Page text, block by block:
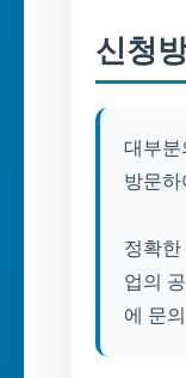
신청
대부분
방문하
정확한
업의
에 문